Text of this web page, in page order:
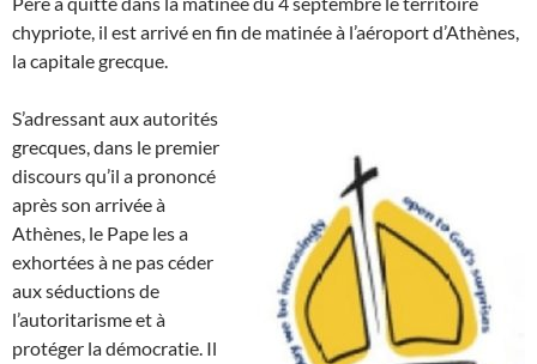
chypriote, il est arrivé en fin de matinée à l’aéroport d’Athènes,
la capitale grecque.
S’adressant aux autorités
grecques, dans le premier
discours qu’il a prononcé
après son arrivée à
Athènes, le Pape les a
exhortées à ne pas céder
aux séductions de
l’autoritarisme et à
protéger la démocratie. Il